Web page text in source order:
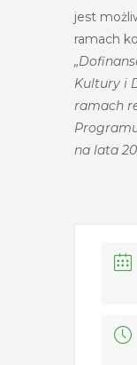
jest
ramach
Kultury i
ramach
na lata